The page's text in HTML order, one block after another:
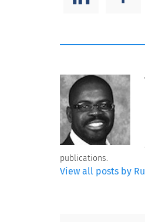
publications.
View all posts by